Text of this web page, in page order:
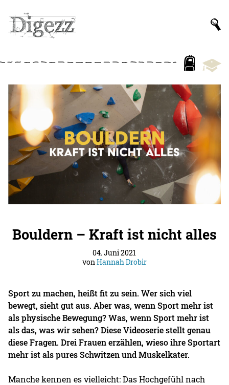
Bouldern – Kraft ist nicht alles
04. Juni 2021
vonHannah Drobir
Sport zu machen, heißt fit zu sein. Wer sich viel
bewegt, sieht gut aus. Aber was, wenn Sport mehr ist
als physische Bewegung? Was, wenn Sport mehr ist
als das, was wir sehen? Diese Videoserie stellt genau
diese Fragen. Drei Frauen erzählen, wieso ihre Sportart
mehr ist als pures Schwitzen und Muskelkater.
Manche kennen es vielleicht: Das Hochgefühl nach